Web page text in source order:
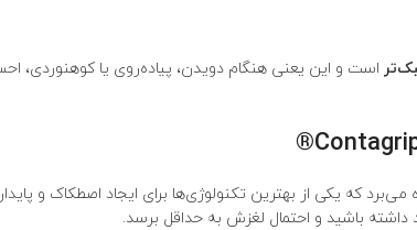
است و این یعنی هنگام دویدن، پیاده‌روی یا کوهنوردی،
می‌برد که یکی از بهترین تکنولوژی‌ها برای ایجاد اصطکاک
داشته باشید و احتمال لغزش به حداقل برسد.